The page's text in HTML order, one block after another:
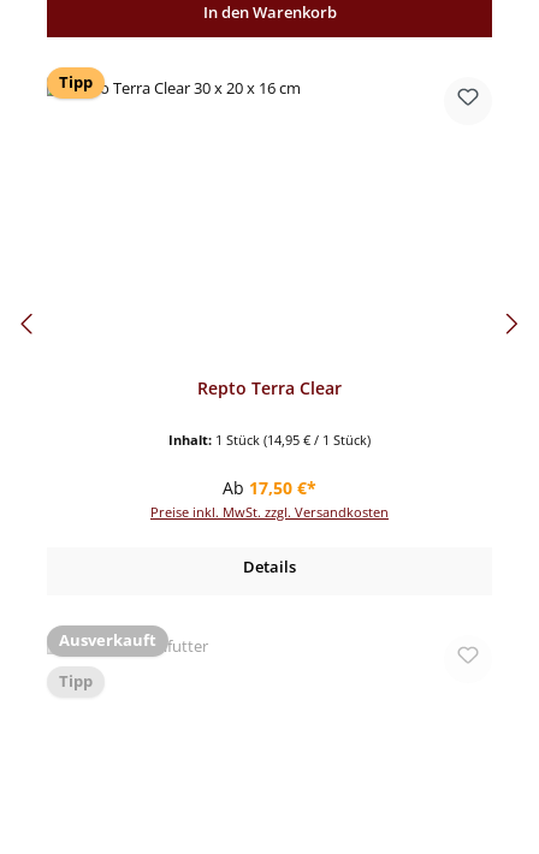
In den Warenkorb
Tipp
Repto Terra Clear
Inhalt: 1 Stück (14,95 € / 1 Stück)
Regulärer Preis:
Ab 17,50 €*
Preise inkl. MwSt. zzgl. Versandkosten
Details
Ausverkauft
Tipp